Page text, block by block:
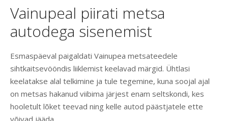
Vainupeal piirati metsa
autodega sisenemist
Esmaspäeval paigaldati Vainupea metsateedele
sihtkaitsevööndis liiklemist keelavad märgid. Ühtlasi
keelatakse alal telkimine ja tule tegemine, kuna soojal ajal
on metsas hakanud viibima järjest enam seltskondi, kes
hooletult lõket teevad ning kelle autod päästjatele ette